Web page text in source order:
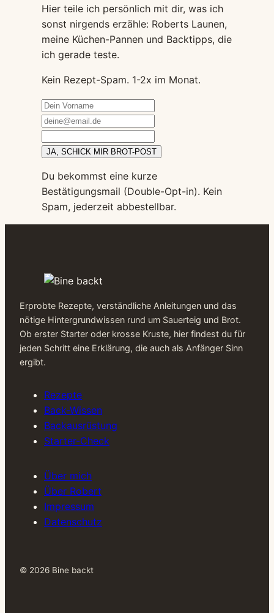
Hier teile ich persönlich mit dir, was ich
sonst nirgends erzähle: Roberts Launen,
meine Küchen-Pannen und Backtipps, die
ich gerade teste.
Kein Rezept-Spam. 1-2x im Monat.
JA, SCHICK MIR BROT-POST
Du bekommst eine kurze
Bestätigungsmail (Double-Opt-in). Kein
Spam, jederzeit abbestellbar.
Erprobte Rezepte, verständliche Anleitungen und das
nötige Hintergrundwissen rund um Sauerteig und Brot.
Ob erster Starter oder krosse Kruste, hier findest du für
jeden Schritt eine Erklärung, die auch als Anfänger Sinn
ergibt.
Rezepte
Back-Wissen
Backausrüstung
Starter-Check
Über mich
Über Robert
Impressum
Datenschutz
© 2026 Bine backt